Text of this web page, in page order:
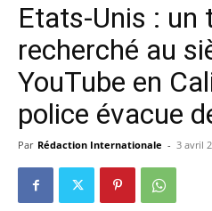
Etats-Unis : un
recherché au
YouTube en
police évacue
Par Rédaction Internationale - 3 avril